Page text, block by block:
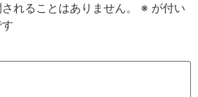
れることはありません。 ※ が付い